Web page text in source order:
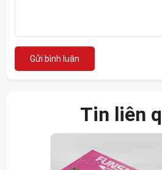
Gửi bình luận
Tin liên